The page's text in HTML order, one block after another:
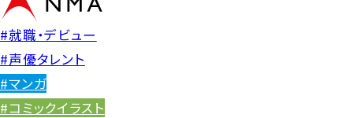
#就職・デビュー
#声優タレント
#マンガ
#コミックイラスト